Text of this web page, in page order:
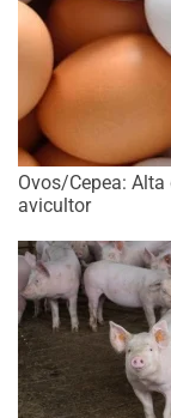
Ovos/Cepea:
avicultor